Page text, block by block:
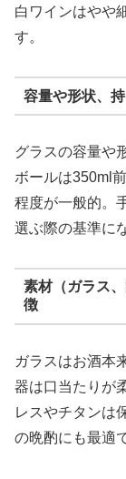
白ワインはやや
す。
容量や形状、
グラスの容量や
ボールは350ml
程度が一般的。
選ぶ際の基準に
素材（ガラス
徴
ガラスはお酒本
器は口当たりが
レスやチタンは
の晩酌にも最適